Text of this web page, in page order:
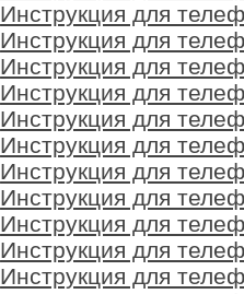
Инструкция для
Инструкция для
Инструкция для
Инструкция для
Инструкция для
Инструкция для
Инструкция для
Инструкция для
Инструкция для
Инструкция для
Инструкция для